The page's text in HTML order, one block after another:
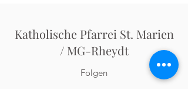
Katholische Pfarrei St. Marien
/ MG-Rheydt
Folgen